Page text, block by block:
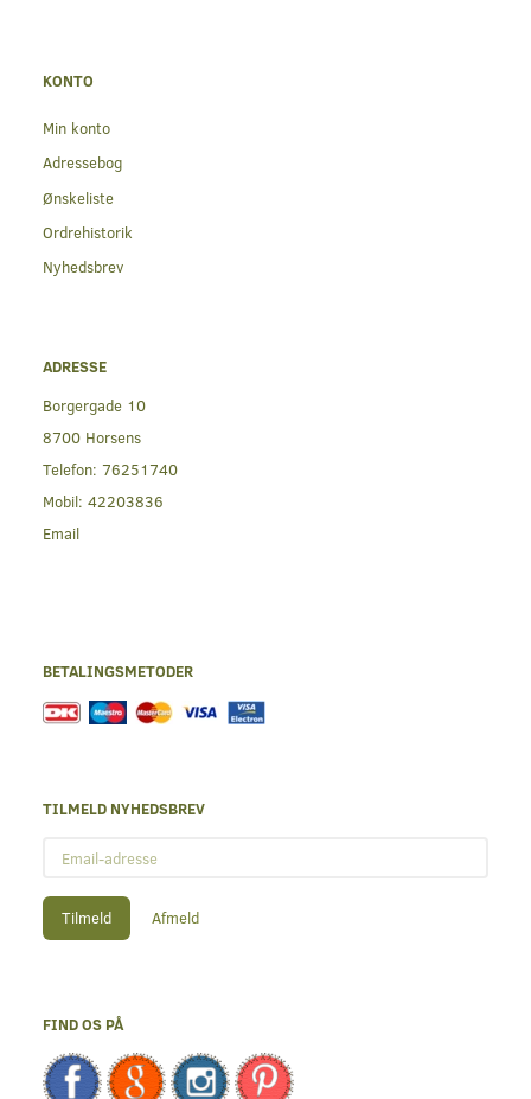
KONTO
Min konto
Adressebog
Ønskeliste
Ordrehistorik
Nyhedsbrev
ADRESSE
Borgergade 10
8700 Horsens
Telefon: 76251740
Mobil: 42203836
Email
BETALINGSMETODER
TILMELD NYHEDSBREV
adresse
Tilmeld Afmeld
FIND OS PÅ